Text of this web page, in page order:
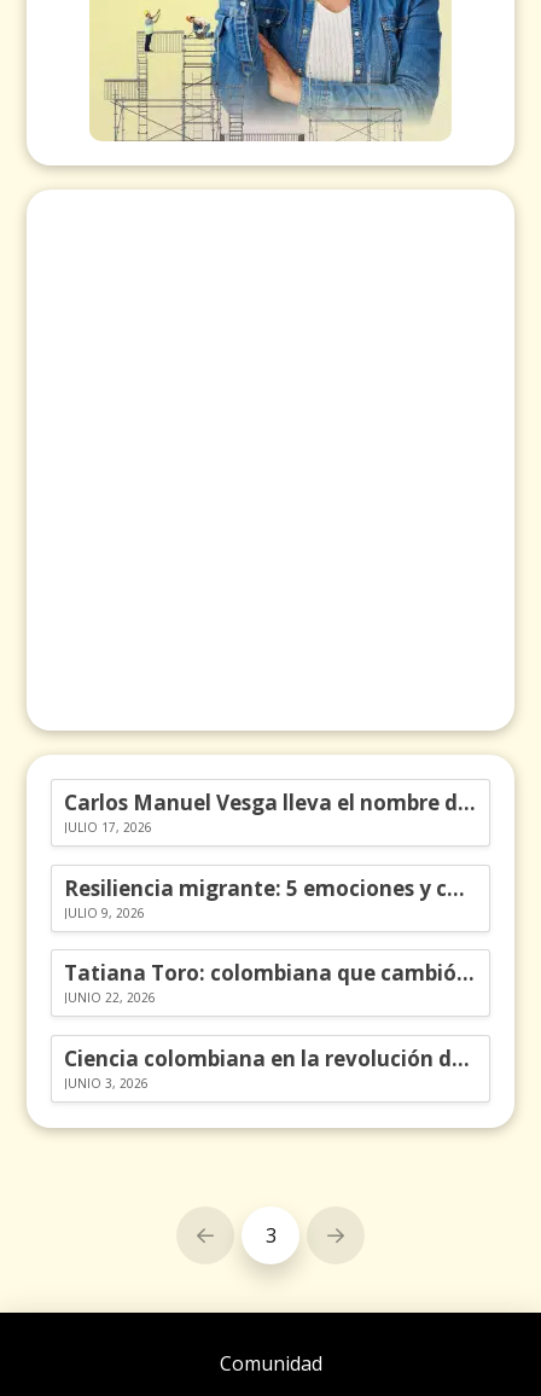
Carlos Manuel Vesga lleva el nombre de Colombia a los Emmy
JULIO 17, 2026
Resiliencia migrante: 5 emociones y cómo gestionarlas
JULIO 9, 2026
Tatiana Toro: colombiana que cambió la historia de las matemáticas
JUNIO 22, 2026
Ciencia colombiana en la revolución de los órganos en chips
JUNIO 3, 2026
Prev 3 Next
Comunidad